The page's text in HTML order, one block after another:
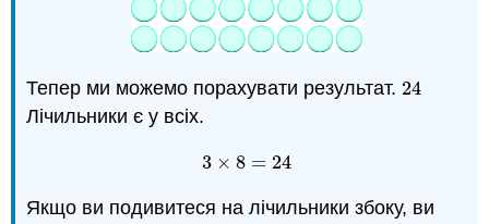
Тепер ми можемо порахувати результат. 24
24
Лічильники є у всіх.
3 × 8 = 24
3× 8 =24
Якщо ви подивитеся на лічильники збоку, ви